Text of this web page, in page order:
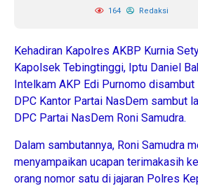
164 Redaksi
Kehadiran Kapolres AKBP Kurnia
Kapolsek Tebingtinggi, Iptu Daniel
Intelkam AKP Edi Purnomo
DPC Kantor Partai NasDem sambut
DPC Partai NasDem Roni Samudra.
Dalam sambutannya, Roni Samudra
menyampaikan ucapan terimakasih
orang nomor satu di jajaran Polres